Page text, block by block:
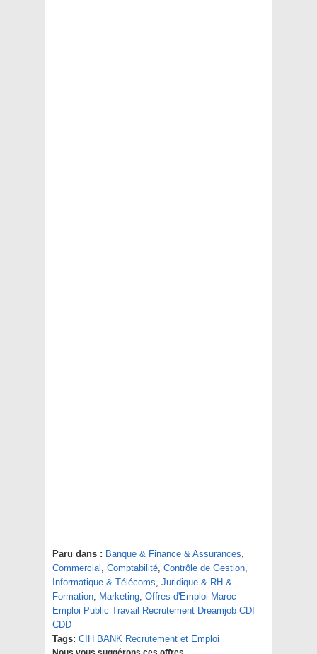
Paru dans : Banque & Finance & Assurances,
Commercial , Comptabilité, Contrôle de Gestion,
Informatique & Télécoms, Juridique & RH &
Formation, Marketing, Offres d'Emploi Maroc
Emploi Public Travail Recrutement Dreamjob CDI
CDD
Tags: CIH BANK Recrutement et Emploi